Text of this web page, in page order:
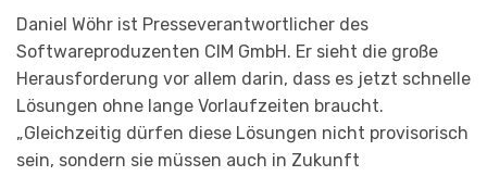
Daniel Wöhr ist Presseverantwortlicher des
Softwareproduzenten CIM GmbH. Er sieht die große
Herausforderung vor allem darin, dass es jetzt schnelle
Lösungen ohne lange Vorlaufzeiten braucht.
„Gleichzeitig dürfen diese Lösungen nicht provisorisch
sein, sondern sie müssen auch in Zukunft